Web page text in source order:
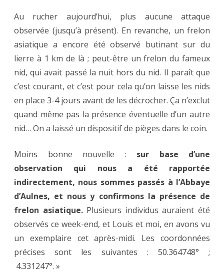
Au rucher aujourd’hui, plus aucune attaque
observée (jusqu’à présent). En revanche, un frelon
asiatique a encore été observé butinant sur du
lierre à 1 km de là ; peut-être un frelon du fameux
nid, qui avait passé la nuit hors du nid. Il paraît que
c’est courant, et c’est pour cela qu’on laisse les nids
en place 3-4 jours avant de les décrocher. Ça n’exclut
quand même pas la présence éventuelle d’un autre
nid… On a laissé un dispositif de pièges dans le coin.
Moins bonne nouvelle : sur base d’une
observation qui nous a été rapportée
indirectement, nous sommes passés à l’Abbaye
d’Aulnes, et nous y confirmons la présence de
frelon asiatique.Plusieurs individus auraient été
observés ce week-end, et Louis et moi, en avons vu
un exemplaire cet après-midi. Les coordonnées
précises sont les suivantes : 50.364748° ;
4.331247°. »